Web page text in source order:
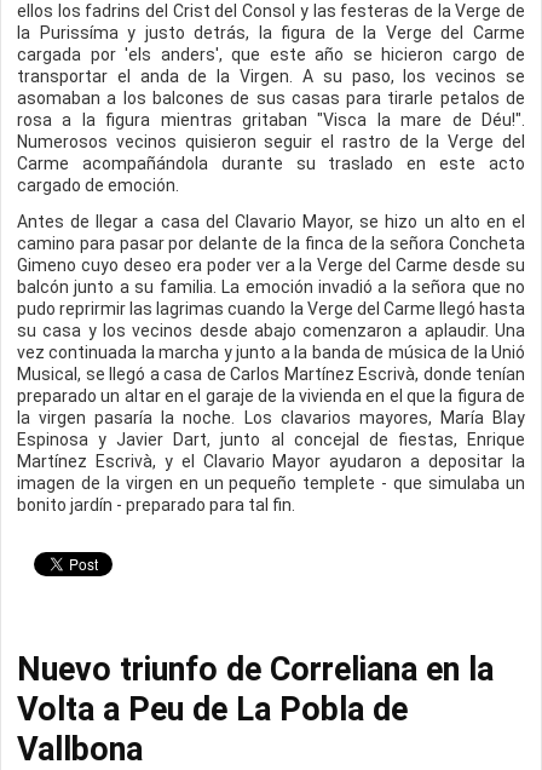
ellos los fadrins del Crist del Consol y las festeras de la Verge de
la Purissíma y justo detrás, la figura de la Verge del Carme
cargada por 'els anders', que este año se hicieron cargo de
transportar el anda de la Virgen. A su paso, los vecinos se
asomaban a los balcones de sus casas para tirarle petalos de
rosa a la figura mientras gritaban "Visca la mare de Déu!".
Numerosos vecinos quisieron seguir el rastro de la Verge del
Carme acompañándola durante su traslado en este acto
cargado de emoción.
Antes de llegar a casa del Clavario Mayor, se hizo un alto en el
camino para pasar por delante de la finca de la señora Concheta
Gimeno cuyo deseo era poder ver a la Verge del Carme desde su
balcón junto a su familia. La emoción invadió a la señora que no
pudo reprirmir las lagrimas cuando la Verge del Carme llegó hasta
su casa y los vecinos desde abajo comenzaron a aplaudir. Una
vez continuada la marcha y junto a la banda de música de la Unió
Musical, se llegó a casa de Carlos Martínez Escrivà, donde tenían
preparado un altar en el garaje de la vivienda en el que la figura de
la virgen pasaría la noche. Los clavarios mayores, María Blay
Espinosa y Javier Dart, junto al concejal de fiestas, Enrique
Martínez Escrivà, y el Clavario Mayor ayudaron a depositar la
imagen de la virgen en un pequeño templete - que simulaba un
bonito jardín - preparado para tal fin.
Nuevo triunfo de Correliana en la
Volta a Peu de La Pobla de
Vallbona